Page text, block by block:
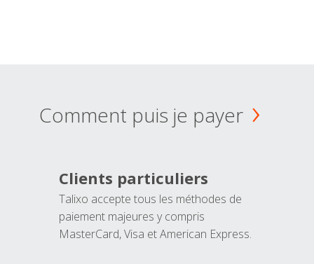
Comment puis je payer
Clients particuliers
Talixo accepte tous les méthodes de
paiement majeures y compris
MasterCard, Visa et American Express.